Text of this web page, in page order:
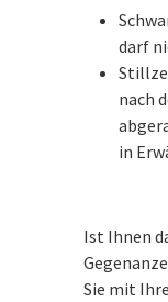
darf
nach
in
Ist Ihnen
Sie mit